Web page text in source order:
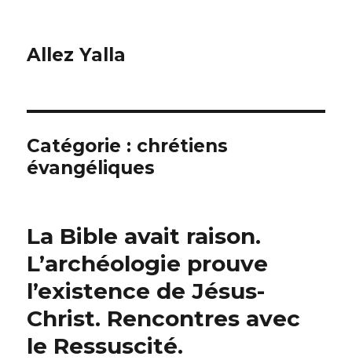
Allez Yalla
Catégorie : chrétiens
évangéliques
La Bible avait raison.
L’archéologie prouve
l’existence de Jésus-
Christ. Rencontres avec
le Ressuscité.